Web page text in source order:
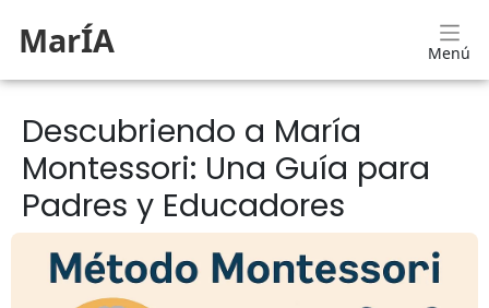
MarÍA Menú
Descubriendo a María
Montessori: Una Guía para
Padres y Educadores